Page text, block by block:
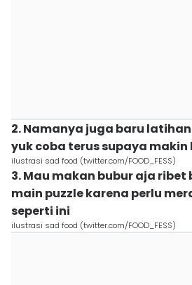
2. Namanya juga baru
yuk coba terus supaya makin
ilustrasi sad food (twitter.com/FOOD_FESS)
3. Mau makan bubur aja
main puzzle karena perlu
seperti ini
ilustrasi sad food (twitter.com/FOOD_FESS)